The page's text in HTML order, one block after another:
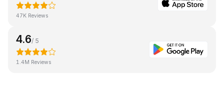
47K Reviews
4.6/ 5
1.4M Reviews